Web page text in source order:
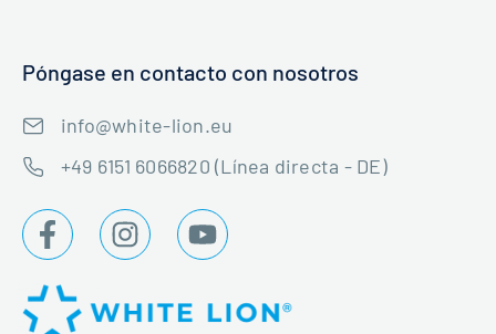
Póngase en contacto con nosotros
info@white-lion.eu
+49 6151 6066820 (Línea directa - DE)